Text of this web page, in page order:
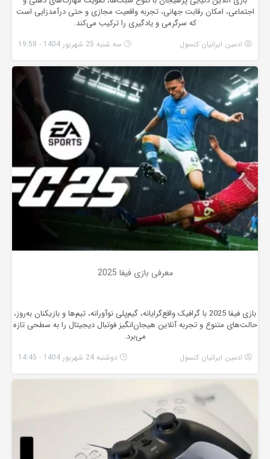
اجتماعی، امکان رقابت جهانی، تجربه واقعیت مجازی و حتی درآمدزایی است
که سرگرمی و یادگیری را ترکیب می‌کند.
ادمین ایرانیان کنسول سه شنبه 25 شهریور 1404 - 19:58
معرفی بازی فیفا 2025
بازی فیفا 2025 با گرافیک واقع‌گرایانه، گیم‌پلی نوآورانه، تیم‌ها و بازیکنان به‌روز،
حالت‌های متنوع و تجربه آنلاین هیجان‌انگیز فوتبال دیجیتال را به سطحی تازه
می‌برد.
ادمین ایرانیان کنسول دوشنبه 24 شهریور 1404 - 14:45